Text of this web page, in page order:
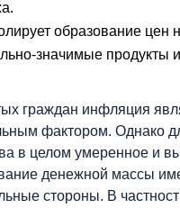
образование цен
значимые продукты
граждан инфляция
фактором. Однако
в целом умеренное и
денежной массы
стороны. В